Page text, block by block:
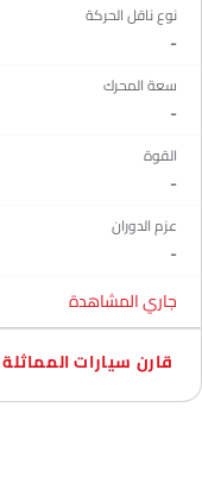
نوع ناقل الحركة
-
سعة المحرك
-
القوة
-
عزم الدوران
-
جاري المشاهدة
قارن سيارات المماثلة